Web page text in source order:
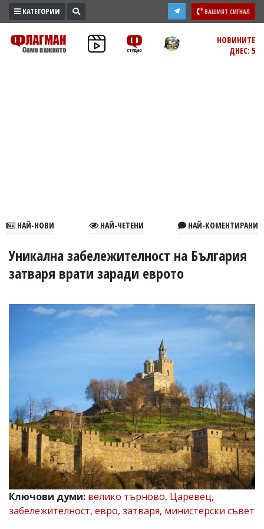
ПРОМО
ЗОНА
В
УКРАЙНА
РАЗСЛЕДВАНЕ
email:
v.vasilev@flagman.bg
Катя
Касабова,
еmail:k.kassabova@flagman.bg
Главен
редактор:
Иван
Колев,
email:
КАТЕГОРИИ ВАШИЯТ СИГНАЛ
НОВИНИТЕ
ДНЕС: 5
НАЙ-НОВИ НАЙ-ЧЕТЕНИ НАЙ-КОМЕНТИРАНИ
Уникална забележителност на България
затваря врати заради еврото
Ключови думи: велико търново, Царевец,
забележителност, евро, затваря, министерски съвет